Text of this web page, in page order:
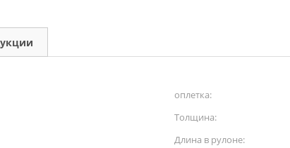
оплетка:
Толщина:
Длина в рулоне: